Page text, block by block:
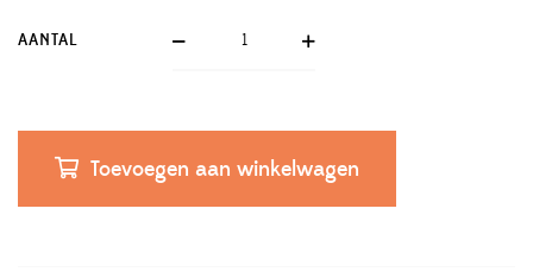
AANTAL
Toevoegen aan winkelwagen